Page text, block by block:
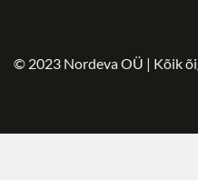
© 2023 Nordeva OÜ | Kõik